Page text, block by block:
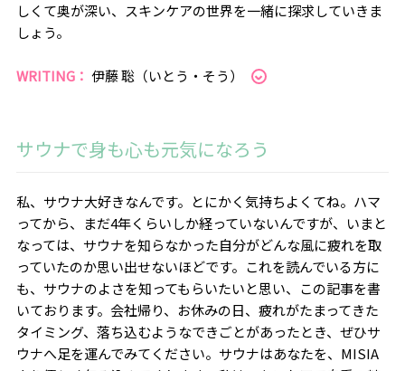
しくて奥が深い、スキンケアの世界を一緒に探求していきま
しょう。
WRITING： 伊藤 聡（いとう・そう）
サウナで身も心も元気になろう
私、サウナ大好きなんです。とにかく気持ちよくてね。ハマ
ってから、まだ4年くらいしか経っていないんですが、いまと
なっては、サウナを知らなかった自分がどんな風に疲れを取
っていたのか思い出せないほどです。これを読んでいる方に
も、サウナのよさを知ってもらいたいと思い、この記事を書
いております。会社帰り、お休みの日、疲れがたまってきた
タイミング、落ち込むようなできごとがあったとき、ぜひサ
ウナへ足を運んでみてください。サウナはあなたを、 MISIA